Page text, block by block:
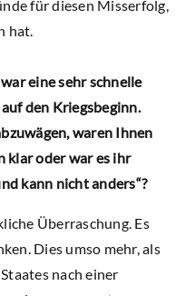
für diesen Misserfolg,
hat.
eine sehr schnelle
den Kriegsbeginn.
waren Ihnen
klar oder war es ihr
kann nicht anders“?
Überraschung. Es
Dies umso mehr, als
nach einer